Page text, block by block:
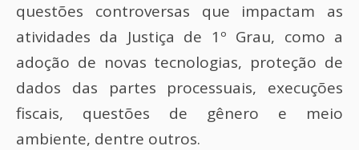
questões controversas que impactam as
atividades da Justiça de 1º Grau, como a
adoção de novas tecnologias, proteção de
dados das partes processuais, execuções
fiscais, questões de gênero e meio
ambiente, dentre outros.